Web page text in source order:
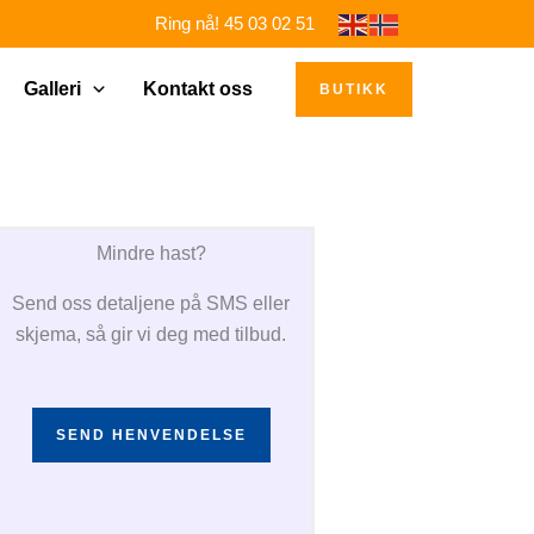
Ring nå! 45 03 02 51
Galleri Kontakt oss BUTIKK
Mindre hast?
Send oss detaljene på SMS eller
skjema, så gir vi deg med tilbud.
SEND HENVENDELSE